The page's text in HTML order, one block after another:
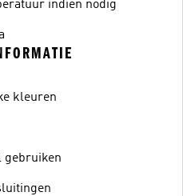
indien nodig
kleuren
gebruiken